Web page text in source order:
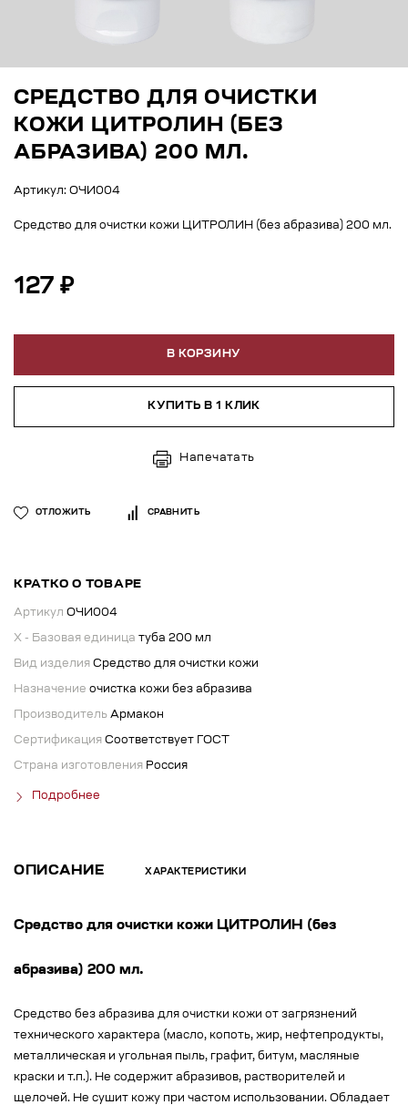
СРЕДСТВО ДЛЯ ОЧИСТКИ
КОЖИ ЦИТРОЛИН (БЕЗ
АБРАЗИВА) 200 МЛ.
Артикул: ОЧИ004
Средство для очистки кожи ЦИТРОЛИН (без абразива) 200 мл.
127 ₽
В КОРЗИНУ
КУПИТЬ В 1 КЛИК
Напечатать
ОТЛОЖИТЬ СРАВНИТЬ
КРАТКО О ТОВАРЕ
Артикул ОЧИ004
X - Базовая единица туба 200 мл
Вид изделия Средство для очистки кожи
Назначение очистка кожи без абразива
Производитель Армакон
Сертификация Соответствует ГОСТ
Страна изготовления Россия
Подробнее
ОПИСАНИЕ ХАРАКТЕРИСТИКИ
Средство для очистки кожи ЦИТРОЛИН (без
абразива) 200 мл.
Средство без абразива для очистки кожи от загрязнений
технического характера (масло, копоть, жир, нефтепродукты,
металлическая и угольная пыль, графит, битум, масляные
краски и т.п.). Не содержит абразивов, растворителей и
щелочей. Не сушит кожу при частом использовании. Обладает